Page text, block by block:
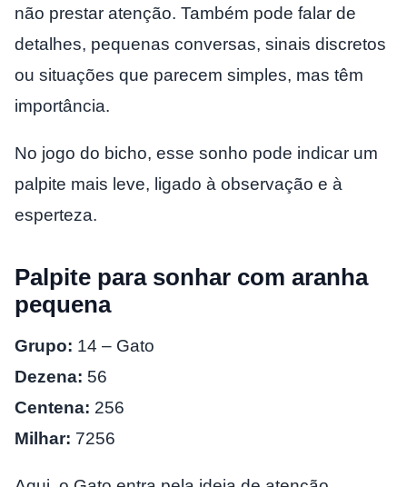
não prestar atenção. Também pode falar de
detalhes, pequenas conversas, sinais discretos
ou situações que parecem simples, mas têm
importância.
No jogo do bicho, esse sonho pode indicar um
palpite mais leve, ligado à observação e à
esperteza.
Palpite para sonhar com aranha
pequena
Grupo: 14 – Gato
Dezena: 56
Centena: 256
Milhar: 7256